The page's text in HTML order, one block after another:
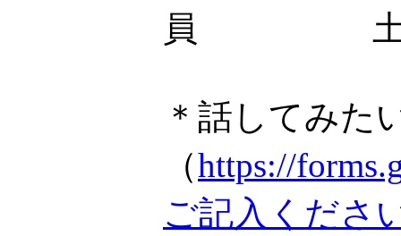
員 土
＊話してみた
（https://
ご記入くださ